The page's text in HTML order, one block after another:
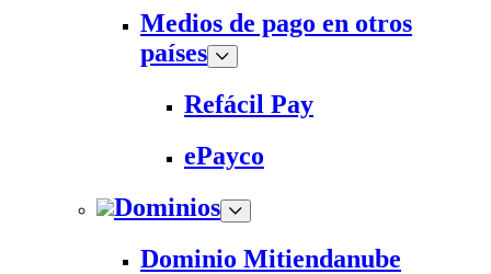
Medios de pago en otros
países
Refácil Pay
ePayco
Dominios
Dominio Mitiendanube